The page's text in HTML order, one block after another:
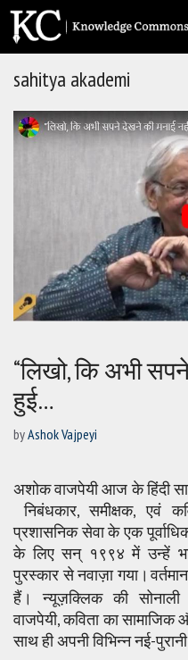
Skip
content
sahitya akademi
“लिखो, कि अभी
हुई…
byAshok Vajpeyi
अशोक वाजपेयी आज के हिंदी
निबंधकार, समीक्षक, एवं
प्रशासनिक सेवा के एक
के लिए सन् १९९४ में उन्हें
पुरस्कार से नवाज़ा गया।
हैं। न्यूज़क्लिक की
वाजपेयी, कविता का सामाजिक
साथ ही अपनी विभिन्न नई-